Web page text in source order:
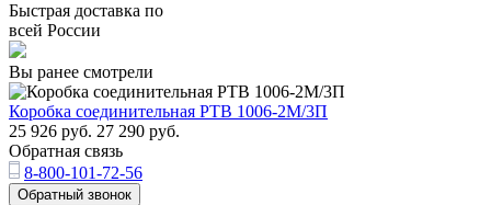
Быстрая доставка по
всей России
Вы ранее смотрели
Коробка соединительная РТВ 1006-2М/3П
25 926 руб. 27 290 руб.
Обратная связь
8-800-101-72-56
Обратный звонок